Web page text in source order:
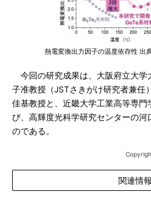
熱電変換出力因子の温度依存性 出
今回の研究成果は、大阪府立大学
子准教授（JSTさきがけ研究者兼任
佳基教授と、近畿大学工業高等専門
び、高輝度光科学研究センターの河
のである。
関連情報